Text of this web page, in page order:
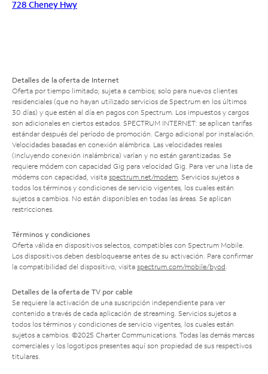
728 Cheney Hwy
Detalles de la oferta de Internet
Oferta por tiempo limitado; sujeta a cambios; solo para nuevos clientes
residenciales (que no hayan utilizado servicios de Spectrum en los últimos
30 días) y que estén al día en pagos con Spectrum. Los impuestos y cargos
son adicionales en ciertos estados. SPECTRUM INTERNET: se aplican tarifas
estándar después del período de promoción. Cargo adicional por instalación.
Velocidades basadas en conexión alámbrica. Las velocidades reales
(incluyendo conexión inalámbrica) varían y no están garantizadas. Se
requiere módem con capacidad Gig para velocidad Gig. Para ver una lista de
módems con capacidad, visita spectrum.net/modem . Servicios sujetos a
todos los términos y condiciones de servicio vigentes, los cuales están
sujetos a cambios. No están disponibles en todas las áreas. Se aplican
restricciones.
Términos y condiciones
Oferta válida en dispositivos selectos, compatibles con Spectrum Mobile.
Los dispositivos deben desbloquearse antes de su activación. Para confirmar
la compatibilidad del dispositivo, visita spectrum.com/mobile/byod
Detalles de la oferta de TV por cable
Se requiere la activación de una suscripción independiente para ver
contenido a través de cada aplicación de streaming. Servicios sujetos a
todos los términos y condiciones de servicio vigentes, los cuales están
sujetos a cambios. ©2025 Charter Communications. Todas las demás marcas
comerciales y los logotipos presentes aquí son propiedad de sus respectivos
titulares.